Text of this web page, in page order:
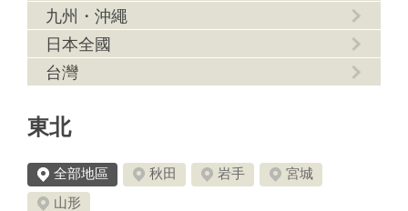
九州・沖繩
日本全國
台灣
東北
全部地區 秋田 岩手
宮城
山形